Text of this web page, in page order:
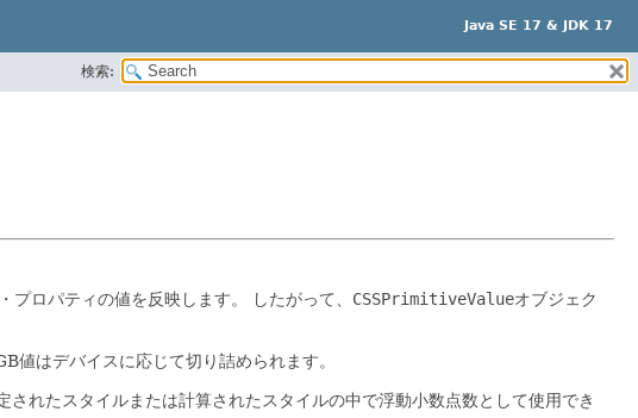
Java SE 17 & JDK 17
検索:
プロパティの値を反映します。 したがって、 CSSPrimitiveValueオブジェク
値はデバイスに応じて切り詰められます。
れたスタイルまたは計算されたスタイルの中で浮動小数点数として使用でき